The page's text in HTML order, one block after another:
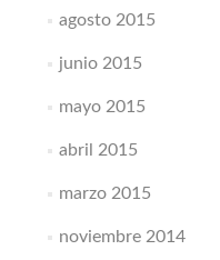
agosto 2015
junio 2015
mayo 2015
abril 2015
marzo 2015
noviembre 2014